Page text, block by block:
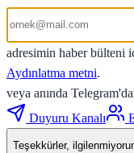
adresimin haber bülteni
Aydınlatma metni.
veya anında
Duyuru Kanalı
Teşekkürler,